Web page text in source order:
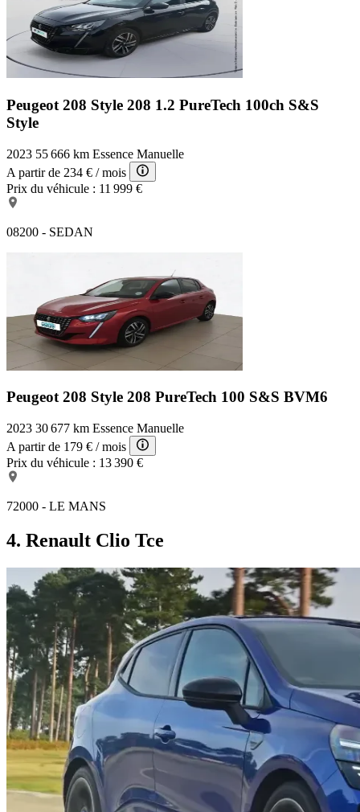
Peugeot 208 Style 208 1.2 PureTech 100ch S&S
Style
2023 55 666 km Essence Manuelle
A partir de 234 € / mois
Prix du véhicule : 11 999 €
08200 - SEDAN
Peugeot 208 Style 208 PureTech 100 S&S BVM6
2023 30 677 km Essence Manuelle
A partir de 179 € / mois
Prix du véhicule : 13 390 €
72000 - LE MANS
4. Renault Clio Tce